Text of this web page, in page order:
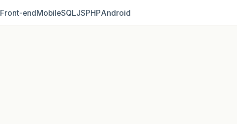
Front‑endMobileSQLJSPHPAndroid